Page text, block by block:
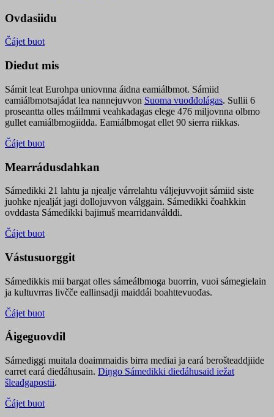
Ovdasiidu
Čájet buot
Dieđut mis
Sámit leat Eurohpa uniovnna áidna eamiálbmot. Sámiid
eamiálbmotsajádat lea nannejuvvon Suoma vuođđolágas. Sullii 6
proseantta olles máilmmi veahkadagas elege 476 miljovnna olbmo
gullet eamiálbmogiidda. Eamiálbmogat ellet 90 sierra riikkas.
Čájet buot
Mearrádusdahkan
Sámedikki 21 lahtu ja njealje várrelahtu váljejuvvojit sámiid siste
juohke njealját jagi dollojuvvon válggain. Sámedikki čoahkkin
ovddasta Sámedikki bajimuš mearridanválddi.
Čájet buot
Vástusuorggit
Sámedikkis mii bargat olles sámeálbmoga buorrin, vuoi sámegielain
ja kultuvrras livčče eallinsadji maiddái boahttevuođas.
Čájet buot
Áigeguovdil
Sámediggi muitala doaimmaidis birra mediai ja eará berošteaddjiide
earret eará dieđáhusain. Diŋgo Sámedikki dieđáhusaid iežat
šleađgapostii.
Čájet buot